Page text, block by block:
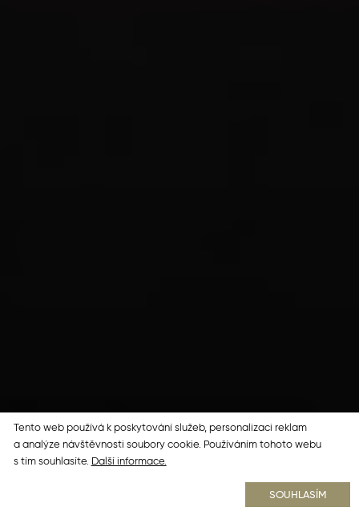
SADOVÁ 3827, 760 01 ZLÍN
Tento web používá k poskytování služeb, personalizaci reklam
a analýze návštěvnosti soubory cookie. Používáním tohoto webu
s tím souhlasíte. Další informace.
SOUHLASÍM